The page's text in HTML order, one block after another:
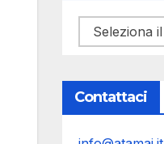
Archivi
Contattaci